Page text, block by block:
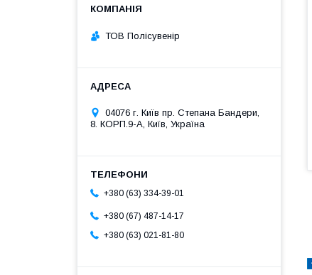
ТОВ Полісувенір
04076 г. Київ пр. Степана Бандери,
8. КОРП.9-А, Київ, Україна
+380 (63) 334-39-01
+380 (67) 487-14-17
+380 (63) 021-81-80